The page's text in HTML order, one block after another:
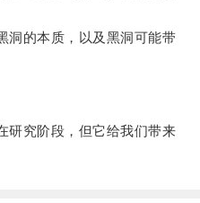
的本质，以及黑洞可能带
究阶段，但它给我们带来